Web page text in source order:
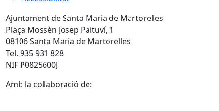
Ajuntament de Santa Maria de Martorelles
Plaça Mossèn Josep Paituví, 1
08106 Santa Maria de Martorelles
Tel. 935 931 828
NIF P0825600J
Amb la col·laboració de: